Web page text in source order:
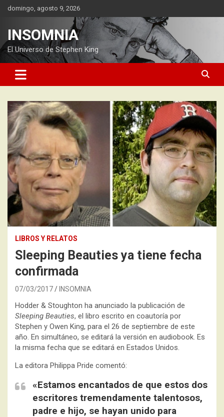
Saltardomingo, agosto 9, 2026
INSOMNIA
El Universo de Stephen King
LIBROS Y RELATOS
Sleeping Beauties ya tiene fecha
confirmada
07/03/2017 INSOMNIA
Hodder & Stoughton ha anunciado la publicación de
Sleeping Beauties, el libro escrito en coautoría por
Stephen y Owen King, para el 26 de septiembre de este
año. En simultáneo, se editará la versión en audiobook. Es
la misma fecha que se editará en Estados Unidos.
La editora Philippa Pride comentó:
«Estamos encantados de que estos dos
escritores tremendamente talentosos,
padre e hijo, se hayan unido para